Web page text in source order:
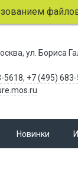
ул. Бориса
5618, +7 (495)
Новинки